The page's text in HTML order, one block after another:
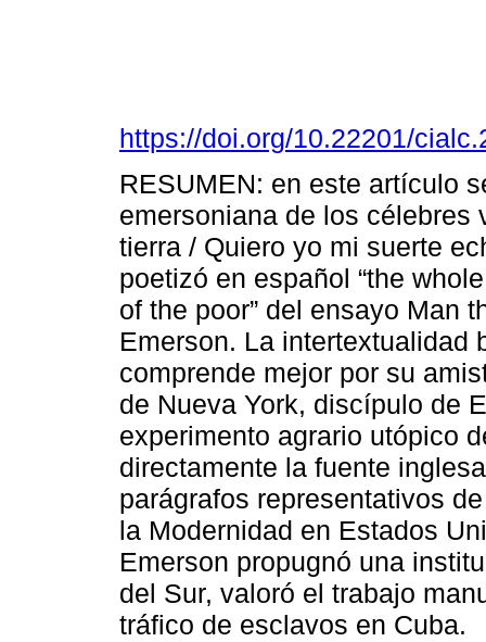
https://doi.org/10.22201/
RESUMEN: en este artículo
emersoniana de los célebres
tierra / Quiero yo mi suerte
poetizó en español “the
of the poor” del ensayo Man
Emerson. La intertextualidad
comprende mejor por su
de Nueva York, discípulo de
experimento agrario utópico
directamente la fuente
parágrafos representativos
la Modernidad en Estados
Emerson propugnó una
del Sur, valoró el trabajo
tráfico de esclavos en Cuba.